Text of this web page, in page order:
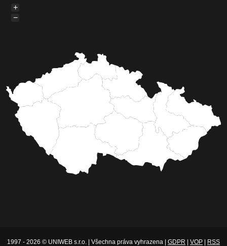
+
−
1997 - 2026 © UNIWEB s.r.o. | Všechna práva vyhrazena | GDPR VOP RSS